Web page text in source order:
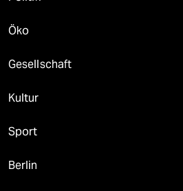
Öko
Gesellschaft
Kultur
Sport
Berlin